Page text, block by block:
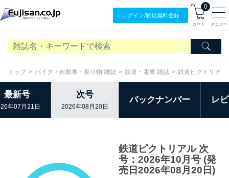
ログイン/新規無料登録
0
カート メニュー
トップ バイク・自動車・乗り物 雑誌 鉄道・電車 雑誌 鉄道ピクトリアル
最新号
年07月21日
次号
2026年08月20日
バックナンバー レ
鉄道ピクトリアル 次
号：2026年10月号 (発
売日2026年08月20日)